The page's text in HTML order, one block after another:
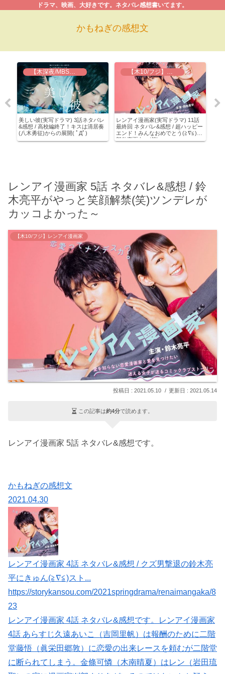
かもねぎの感想文
ドラマ、映画、大好きです。ネタバレ感想書いてます。
【木深夜/MBS】美しい彼
美しい彼(実写ドラマ) 3話ネタバレ
&感想 / 高校編終了！キスは清居奏
(八木勇征)からの展開( ﾟДﾟ)
【木10/フジ】レンアイ漫画家
レンアイ漫画家(実写ドラマ) 11話
最終回 ネタバレ&感想 / 超ハッピー
エンド！みんなおめでとう(≧∇≦)刈
部豹変面白い(笑)
レンアイ漫画家 5話 ネタバレ&感想 / 鈴
木亮平がやっと笑顔解禁(笑)ツンデレが
カッコよかった～
【木10/フジ】レンアイ漫画家
2021.05.10 2021.05.14
この記事は約4分で読めます。
レンアイ漫画家 5話 ネタバレ&感想です。
かもねぎの感想文
2021.04.30
レンアイ漫画家 4話 ネタバレ&感想 / クズ男撃退の鈴木亮
平にきゅん(≧∇≦)スト...
https://storykansou.com/2021springdrama/renaimangaka/8
23
レンアイ漫画家 4話 ネタバレ&感想です。レンアイ漫画家
4話 あらすじ久遠あいこ（吉岡里帆）は報酬のために二階
堂藤悟（眞栄田郷敦）に恋愛の出来レースを頼むが二階堂
に断られてしまう。金條可憐（木南晴夏）はレン（岩田琉